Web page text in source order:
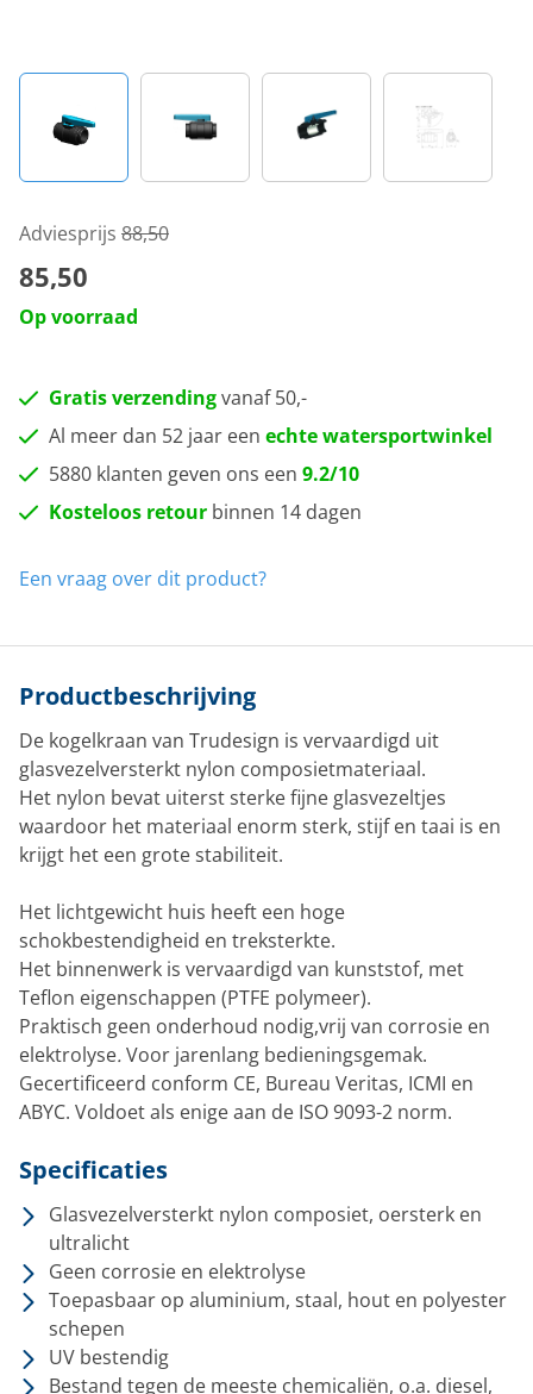
Adviesprijs 88,50
85,50
Op voorraad
Gratis verzendingvanaf 50,-
Al meer dan 52 jaar een echte watersportwinkel
5880 klanten geven ons een 9.2/10
Kosteloos retour binnen 14 dagen
Een vraag over dit product?
Productbeschrijving
De kogelkraan van Trudesign is vervaardigd uit
glasvezelversterkt nylon composietmateriaal.
Het nylon bevat uiterst sterke fijne glasvezeltjes
waardoor het materiaal enorm sterk, stijf en taai is en
krijgt het een grote stabiliteit.
Het lichtgewicht huis heeft een hoge
schokbestendigheid en treksterkte.
Het binnenwerk is vervaardigd van kunststof, met
Teflon eigenschappen (PTFE polymeer).
Praktisch geen onderhoud nodig,vrij van corrosie en
elektrolyse.Voor jarenlang bedieningsgemak.
Gecertificeerd conform CE, Bureau Veritas, ICMI en
ABYC. Voldoet als enige aan de ISO 9093-2 norm.
Specificaties
Glasvezelversterkt nylon composiet, oersterk en
ultralicht
Geen corrosie en elektrolyse
Toepasbaar op aluminium, staal, hout en polyester
schepen
UV bestendig
Bestand tegen de meeste chemicaliën, o.a. diesel,